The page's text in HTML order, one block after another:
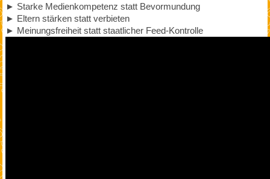
► Starke Medienkompetenz statt Bevormundung
► Eltern stärken statt verbieten
► Meinungsfreiheit statt staatlicher Feed-Kontrolle